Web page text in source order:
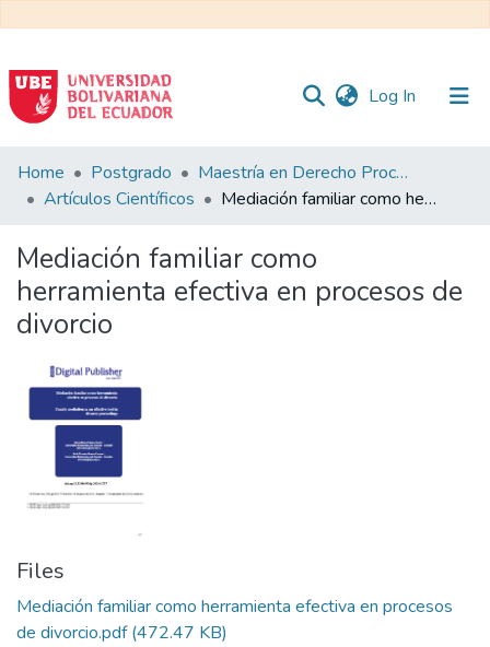
Log In (current)
Communities
&
All of DSpace
Statistics
Home Postgrado
Maestría en Derecho Procesal
Artículos Científicos
Mediación familiar como herramienta efectiva en procesos de divorcio
Mediación familiar como
herramienta efectiva en procesos de
divorcio
Files
Mediación familiar como herramienta efectiva en procesos
de divorcio.pdf(472.47 KB)